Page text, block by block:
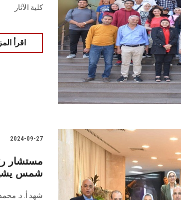
كلية الآثار‎
اقرأ
2024-09-27
مستشار
شمس
شهد أ. د.